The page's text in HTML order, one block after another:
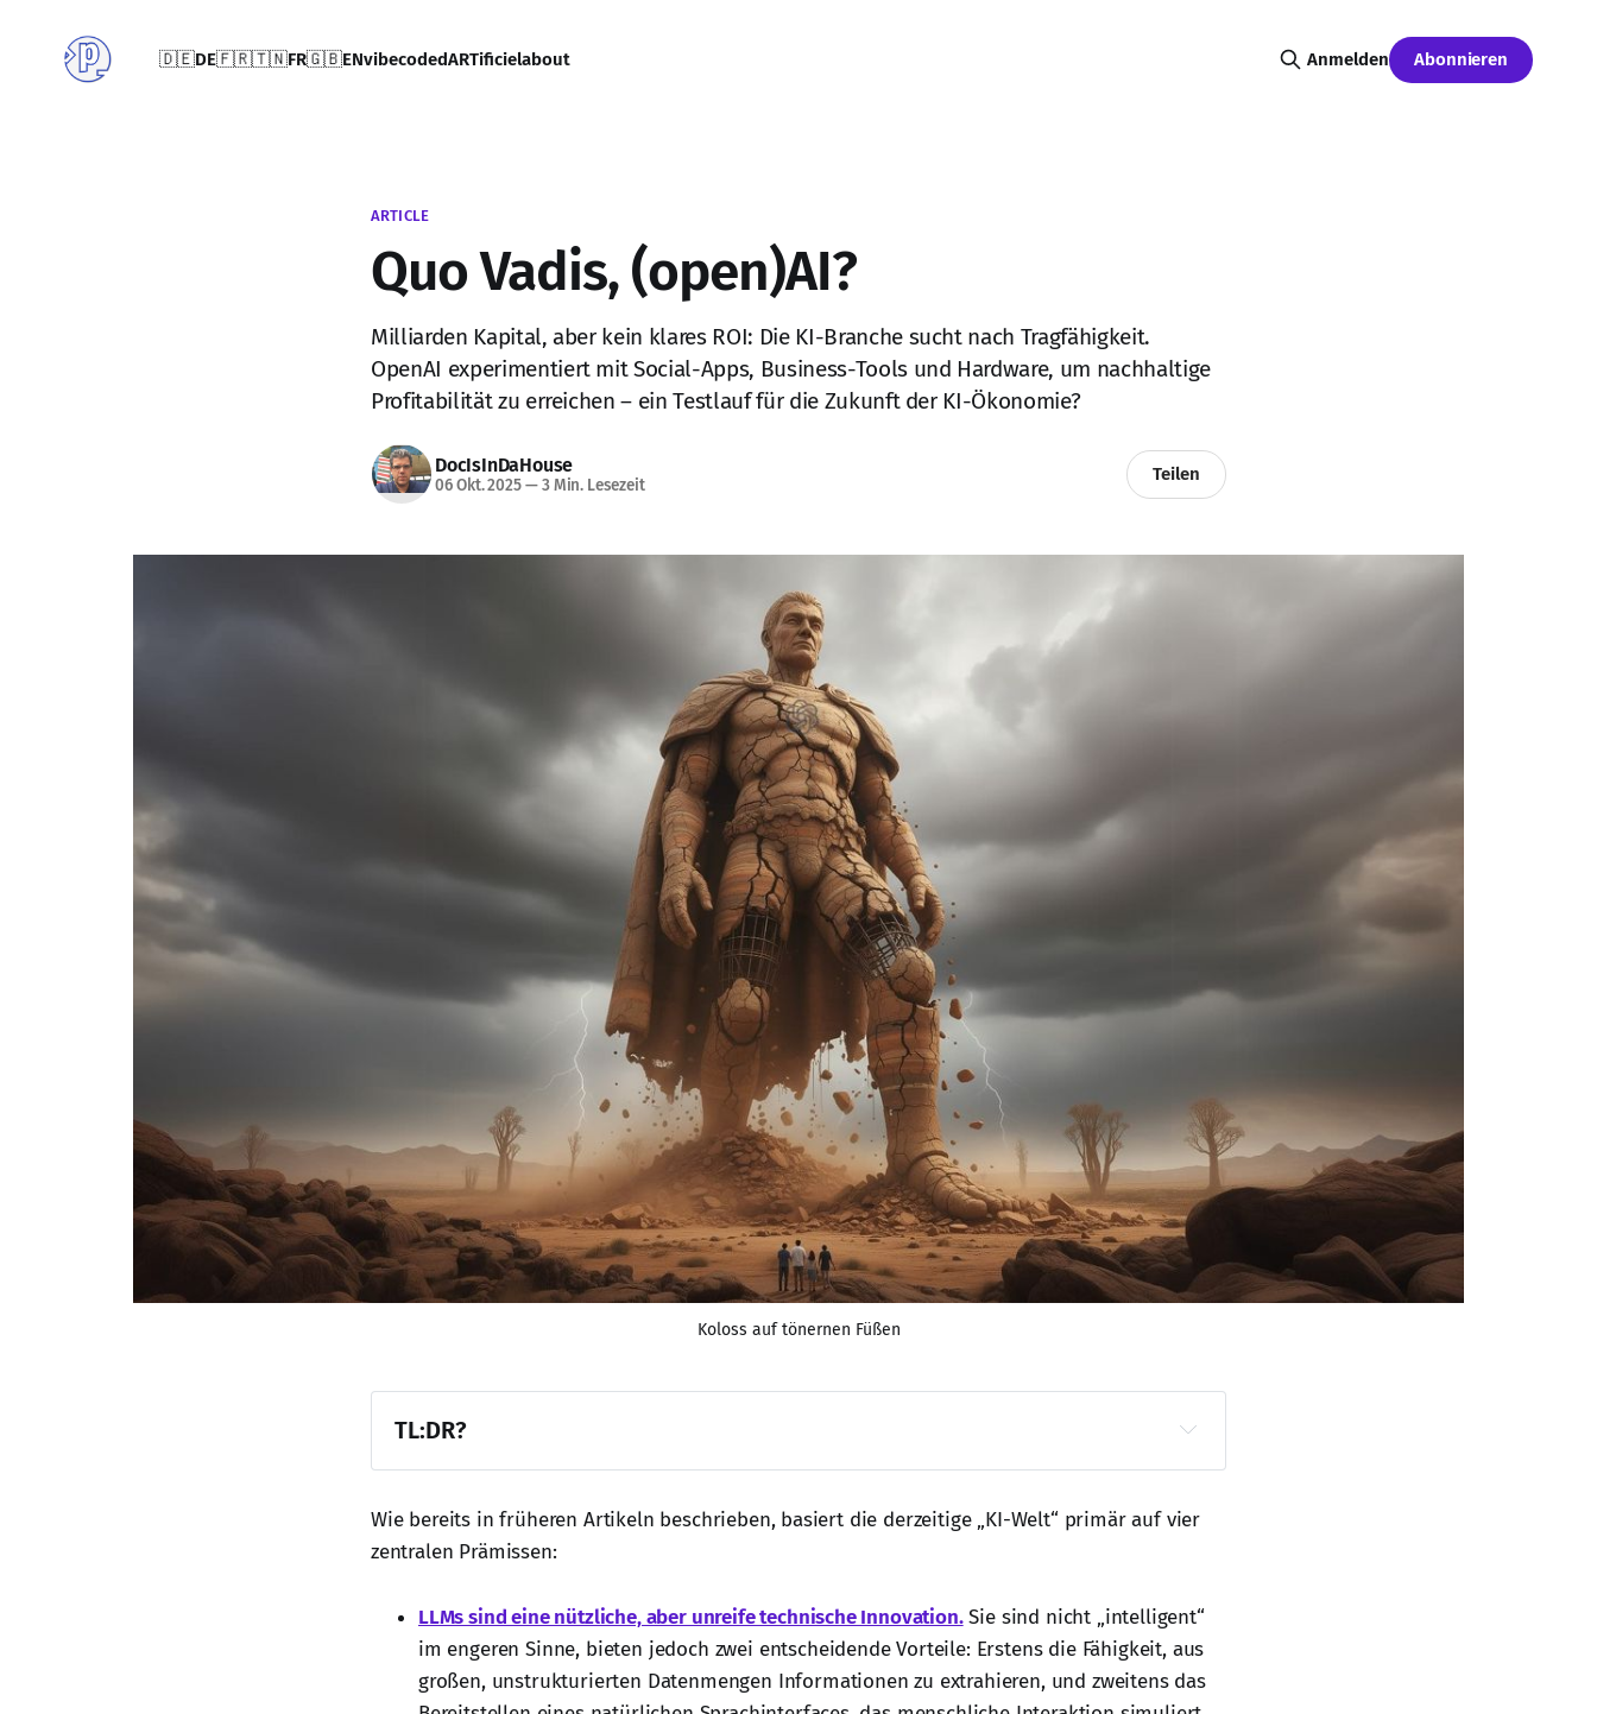
🇩🇪DE🇫🇷🇹🇳FR🇬🇧ENvibecodedARTificielabout Anmelden Abonnieren
ARTICLE
Quo Vadis, (open)AI?
Milliarden Kapital, aber kein klares ROI: Die KI-Branche sucht nach Tragfähigkeit.
OpenAI experimentiert mit Social-Apps, Business-Tools und Hardware, um nachhaltige
Profitabilität zu erreichen – ein Testlauf für die Zukunft der KI-Ökonomie?
DocIsInDaHouse
06 Okt. 2025—3 Min. Lesezeit
Teilen
Koloss auf tönernen Füßen
TL:DR?
direkt zum prompcast
Wie bereits in früheren Artikeln beschrieben, basiert die derzeitige „KI-Welt“ primär auf vier
zentralen Prämissen:
LLMs sind eine nützliche, aber unreife technische Innovation.Sie sind nicht „intelligent“
im engeren Sinne, bieten jedoch zwei entscheidende Vorteile: Erstens die Fähigkeit, aus
großen, unstrukturierten Datenmengen Informationen zu extrahieren, und zweitens das